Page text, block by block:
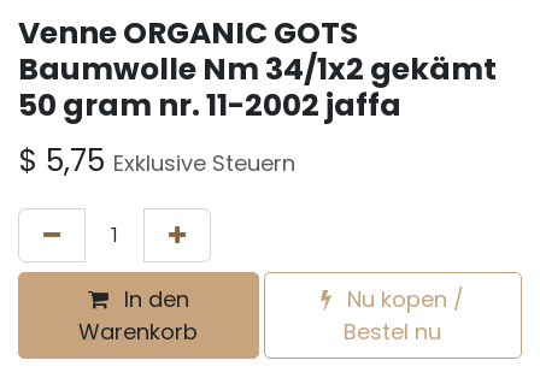
Venne ORGANIC GOTS
Baumwolle Nm 34/1x2 gekämt
50 gram nr. 11-2002 jaffa
$ 5,75 Exklusive Steuern
In den
Warenkorb
Nu kopen /
Bestel nu